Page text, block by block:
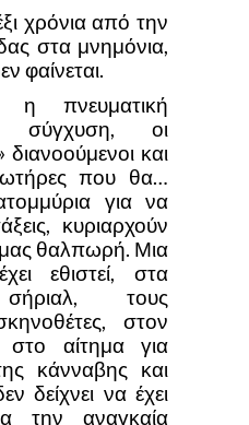
χρόνια από την
στα μνημόνια,
φαίνεται.
η πνευματική
σύγχυση, οι
διανοούμενοι και
που θα…
για να
κυριαρχούν
θαλπωρή. Μια
εθιστεί, στα
τους
στον
στο αίτημα για
κάνναβης και
δείχνει να έχει
την αναγκαία